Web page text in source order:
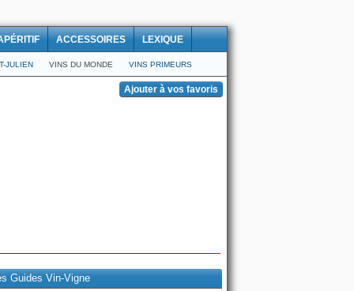
ACCESSOIRES LEXIQUE
JULIEN VINS DU MONDE VINS PRIMEURS
Guides Vin-Vigne